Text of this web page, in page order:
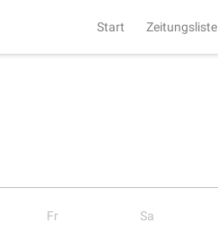
Start Zeitungsliste
Fr Sa